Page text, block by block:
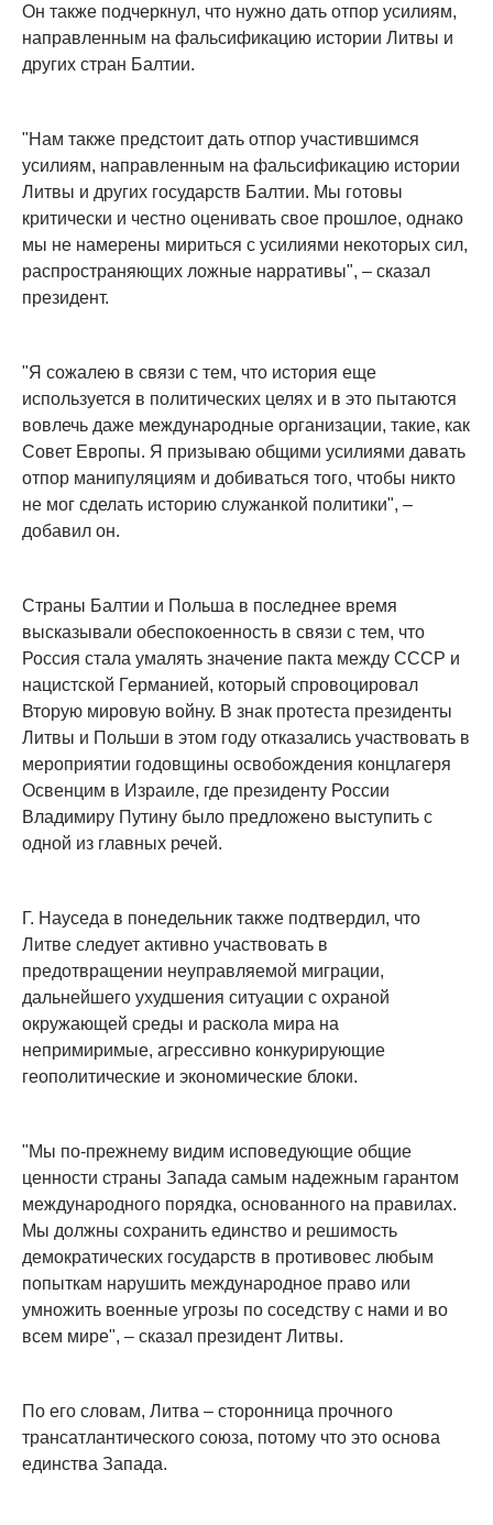
Он также подчеркнул, что нужно дать отпор усилиям,
направленным на фальсификацию истории Литвы и
других стран Балтии.
"Нам также предстоит дать отпор участившимся
усилиям, направленным на фальсификацию истории
Литвы и других государств Балтии. Мы готовы
критически и честно оценивать свое прошлое, однако
мы не намерены мириться с усилиями некоторых сил,
распространяющих ложные нарративы", – сказал
президент.
"Я сожалею в связи с тем, что история еще
используется в политических целях и в это пытаются
вовлечь даже международные организации, такие, как
Совет Европы. Я призываю общими усилиями давать
отпор манипуляциям и добиваться того, чтобы никто
не мог сделать историю служанкой политики", –
добавил он.
Страны Балтии и Польша в последнее время
высказывали обеспокоенность в связи с тем, что
Россия стала умалять значение пакта между СССР и
нацистской Германией, который спровоцировал
Вторую мировую войну. В знак протеста президенты
Литвы и Польши в этом году отказались участвовать в
мероприятии годовщины освобождения концлагеря
Освенцим в Израиле, где президенту России
Владимиру Путину было предложено выступить с
одной из главных речей.
Г. Науседа в понедельник также подтвердил, что
Литве следует активно участвовать в
предотвращении неуправляемой миграции,
дальнейшего ухудшения ситуации с охраной
окружающей среды и раскола мира на
непримиримые, агрессивно конкурирующие
геополитические и экономические блоки.
"Мы по-прежнему видим исповедующие общие
ценности страны Запада самым надежным гарантом
международного порядка, основанного на правилах.
Мы должны сохранить единство и решимость
демократических государств в противовес любым
попыткам нарушить международное право или
умножить военные угрозы по соседству с нами и во
всем мире", – сказал президент Литвы.
По его словам, Литва – сторонница прочного
трансатлантического союза, потому что это основа
единства Запада.